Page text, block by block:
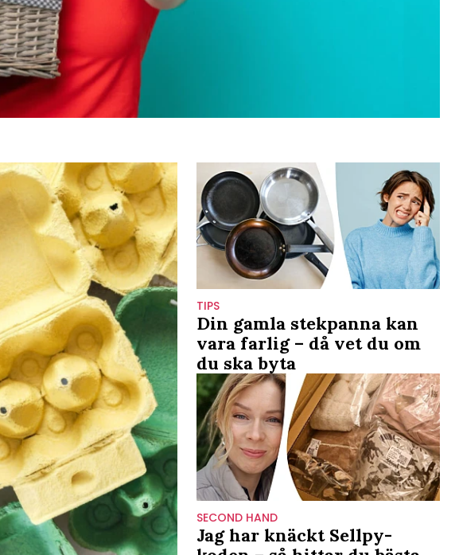
TIPS
Din gamla stekpanna kan
vara farlig – då vet du om
du ska byta
SECOND HAND
Jag har knäckt Sellpy-